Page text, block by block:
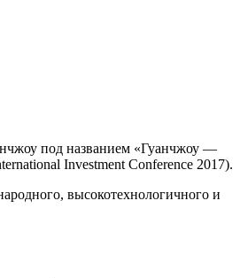
под названием «Гуанчжоу —
Investment Conference 2017).
высокотехнологичного и